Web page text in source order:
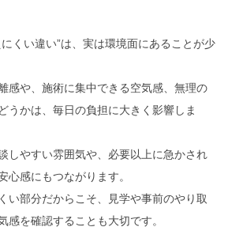
くい違い”は、実は環境面にあることが少
感や、施術に集中できる空気感、無理の
うかは、毎日の負担に大きく影響しま
しやすい雰囲気や、必要以上に急かされ
心感にもつながります。
い部分だからこそ、見学や事前のやり取
感を確認することも大切です。